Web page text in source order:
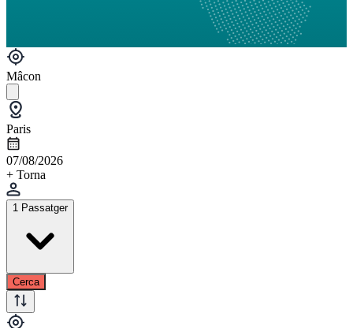
Mâcon
Paris
07/08/2026
+ Torna
1 Passatger
Cerca